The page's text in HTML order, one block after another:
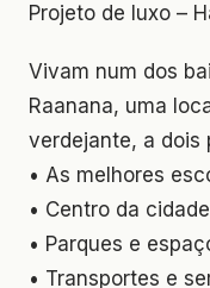
Projeto de luxo –
Vivam num dos
Raanana, uma
verdejante, a dois
• As melhores
• Centro da
• Parques e
• Transportes e